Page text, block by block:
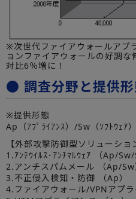
※次世代ファイアウォールアプ
ョンファイアウォールの好調
対比6％増に！
● 調査分野と提供
※提供形態
Ap（ｱﾌﾟﾗｲｱﾝｽ）/Sw（ｿﾌﾄｳｪｱ）
【外部攻撃防御型ソリューショ
1.ｱﾝﾁｳｲﾙｽ･ｱﾝﾁﾏﾙｳｪｱ （Ap/Sw/
2.アンチスパムメール （Ap/Sw
3.不正侵入検知・防御 （Ap）
4.ファイアウォール/VPNアプラ